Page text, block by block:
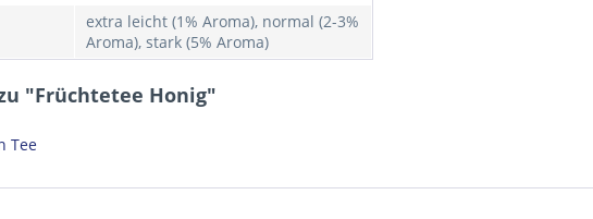
extra leicht (1% Aroma), normal (2-3%
Aroma), stark (5% Aroma)
"Früchtetee Honig"
Tee